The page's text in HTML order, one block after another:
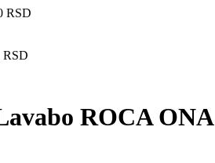
RSD
RSD
ROCA